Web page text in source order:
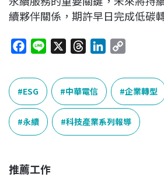
續夥伴關係，期許早日完成低碳
c
e
b
o
o
e
r
e
a
d
s
k
e
d
I
p
y
L
i
n
ESG 中華電信 企業轉型
永續 科技產業系列報導
推薦工作